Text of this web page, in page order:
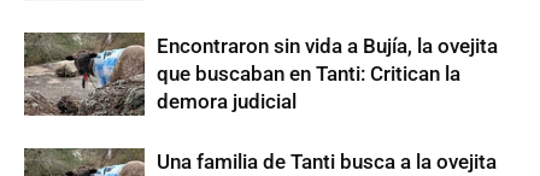
Encontraron sin vida a Bujía, la ovejita
que buscaban en Tanti: Critican la
demora judicial
Una familia de Tanti busca a la ovejita